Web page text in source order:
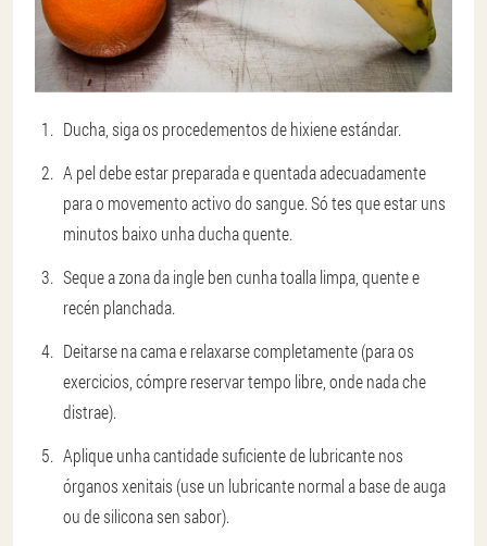
Ducha, siga os procedementos de hixiene estándar.
A pel debe estar preparada e quentada adecuadamente
para o movemento activo do sangue. Só tes que estar uns
minutos baixo unha ducha quente.
Seque a zona da ingle ben cunha toalla limpa, quente e
recén planchada.
Deitarse na cama e relaxarse completamente (para os
exercicios, cómpre reservar tempo libre, onde nada che
distrae).
Aplique unha cantidade suficiente de lubricante nos
órganos xenitais (use un lubricante normal a base de auga
ou de silicona sen sabor).